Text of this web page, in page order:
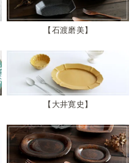
石渡磨美
大井寛史